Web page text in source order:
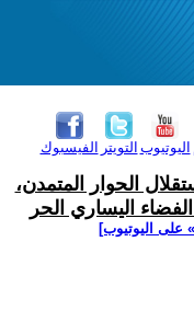
الفيسبوك التويتر اليوتيوب
الحوار المتمدن،
اليساري الحر
على اليوتيوب]